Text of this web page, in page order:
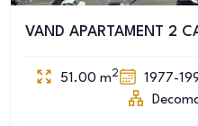
VAND APARTAMENT 2
51.00 m2 1977-